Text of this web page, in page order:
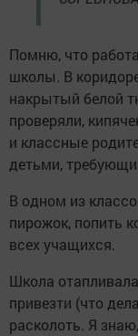
Помню, что
школы. В
накрытый белой
проверяли,
и классные
детьми,
В одном из
пирожок, попить
всех учащихся.
Школа
привезти (что
расколоть. Я